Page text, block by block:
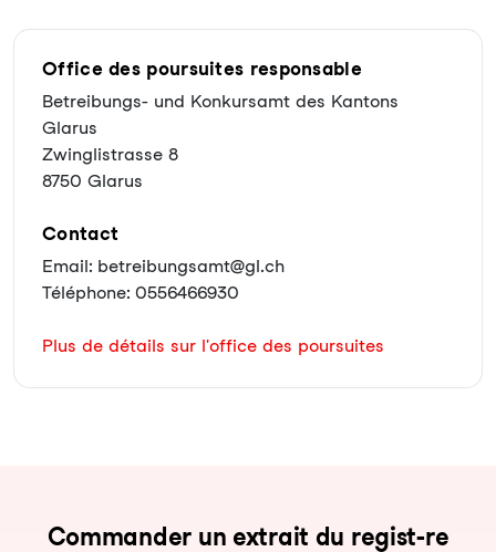
Office des poursuites responsable
Betreibungs- und Konkursamt des Kantons
Glarus
Zwinglistrasse 8
8750 Glarus
Contact
Email: betreibungsamt@gl.ch
Téléphone: 0556466930
Plus de détails sur l'office des poursuites
Com­man­der un ex­trait du re­gist-re